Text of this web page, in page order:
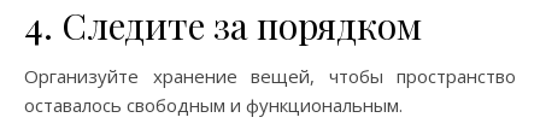
4. Следите за порядком
Организуйте хранение вещей, чтобы пространство
оставалось свободным и функциональным.